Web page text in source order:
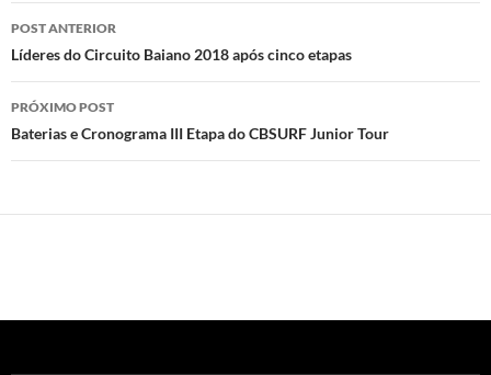
Navegação
de
posts
POST ANTERIOR
Líderes do Circuito Baiano 2018 após cinco etapas
PRÓXIMO POST
Baterias e Cronograma III Etapa do CBSURF Junior Tour